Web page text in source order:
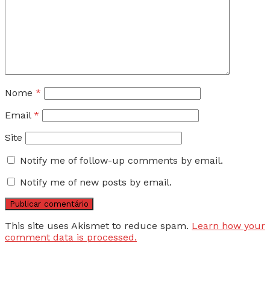
Nome *
Email *
Site
Notify me of follow-up comments by email.
Notify me of new posts by email.
This site uses Akismet to reduce spam. Learn how your
comment data is processed.